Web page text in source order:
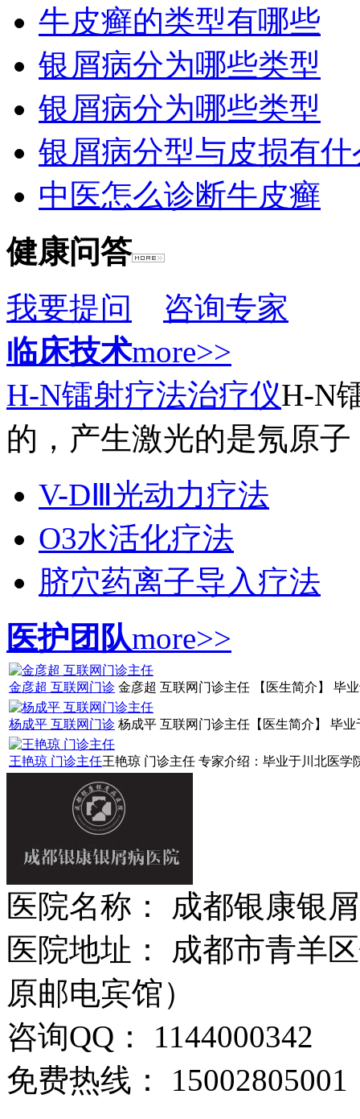
牛皮癣的类型有哪些
银屑病分为哪些类型
银屑病分为哪些类型
银屑病分型与皮损有
中医怎么诊断牛皮癣
健康问答
我要提问
咨询专家
临床技术more>>
H-N镭射疗法治疗仪H-N
的，产生激光的是氖原子
V-DⅢ光动力疗法
O3水活化疗法
脐穴药离子导入疗法
医护团队more>>
金彦超 互联网门诊 金彦超 互联网门诊主任 【医生简介】 毕
杨成平 互联网门诊 杨成平 互联网门诊主任【医生简介】 毕
王艳琼 门诊主任王艳琼 门诊主任 专家介绍：毕业于川北医学
医院名称： 成都银康银
医院地址： 成都市青羊
原邮电宾馆）
咨询QQ： 1144000342
免费热线： 15002805001